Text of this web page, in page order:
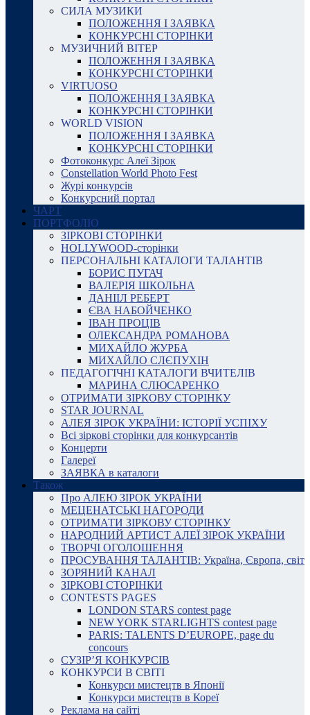
СИЛА МУЗИКИ
ПОЛОЖЕННЯ І ЗАЯВКА
КОНКУРСНІ СТОРІНКИ
МУЗИЧНИЙ ВІТЕР
ПОЛОЖЕННЯ І ЗАЯВКА
КОНКУРСНІ СТОРІНКИ
VIRTUOSO
ПОЛОЖЕННЯ І ЗАЯВКА
КОНКУРСНІ СТОРІНКИ
WORLD VISION
ПОЛОЖЕННЯ І ЗАЯВКА
КОНКУРСНІ СТОРІНКИ
Фотоконкурс Алеї Зірок
Constellation World Photo Fest
Журі конкурсів
Конкурсний портал
ЧАРТ
ПОРТФОЛІО
ЗІРКОВІ СТОРІНКИ
HOLLYWOOD-сторінки
ПЕРСОНАЛЬНІ КАТАЛОГИ ТАЛАНТІВ
БОРИС ПУГАЧ
ВАЛЕРІЯ ШКОЛЬНА
ДАНІІЛ РЕБЕРТ
ЄВА НАБОЙЧЕНКО
ІВАН ПРОЦІВ
ОЛЕКСАНДРА РОМАНОВА
МИХАЙЛО ЖУРБА
МИХАЙЛО СЛЄПУХІН
ПЕДАГОГІЧНІ КАТАЛОГИ ВЧИТЕЛІВ
МАРИНА СЛЮСАРЕНКО
ОТРИМАТИ ЗІРКОВУ СТОРІНКУ
STAR JOURNAL
АЛЕЯ ЗІРОК УКРАЇНИ: ІСТОРІЇ УСПІХУ
Всі зіркові сторінки для конкурсантів
Концерти
Галереї
ЗАЯВКА в каталоги
Також
Про АЛЕЮ ЗІРОК УКРАЇНИ
МЕЦЕНАТСЬКІ НАГОРОДИ
ОТРИМАТИ ЗІРКОВУ СТОРІНКУ
НАРОДНИЙ АРТИСТ АЛЕЇ ЗІРОК УКРАЇНИ
ТВОРЧІ ОГОЛОШЕННЯ
ПРОСУВАННЯ ТАЛАНТІВ: Україна, Європа, світ
ЗОРЯНИЙ КАНАЛ
ЗІРКОВІ СТОРІНКИ
CONTESTS PAGES
LONDON STARS contest page
NEW YORK STARLIGHTS contest page
PARIS: TALENTS D’EUROPE, page du
concours
СУЗІР’Я КОНКУРСІВ
КОНКУРСИ В СВІТІ
Конкурси мистецтв в Японії
Конкурси мистецтв в Кореї
Реклама на сайті